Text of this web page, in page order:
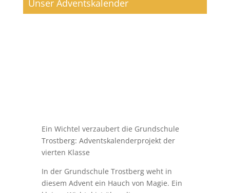
Unser Adventskalender
Ein Wichtel verzaubert die Grundschule
Trostberg: Adventskalenderprojekt der
vierten Klasse
In der Grundschule Trostberg weht in
diesem Advent ein Hauch von Magie. Ein